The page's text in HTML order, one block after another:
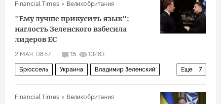
ЕС
Financial Times Великобритания
"Ему лучше прикусить язык":
наглость Зеленского взбесила
лидеров ЕС
2 МАЯ, 08:57 15 13283
Еще 7
Брюссель Украина Владимир Зеленский
Financial Times Великобритания